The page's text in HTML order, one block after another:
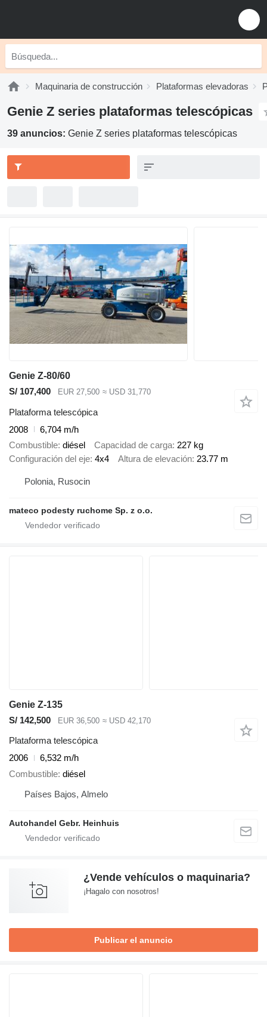
Maquinaria de construcción Plataformas elevadoras
Genie Z series plataformas telescópicas
39 anuncios: Genie Z series plataformas telescópicas
Genie Z-80/60
S/ 107,400
EUR 27,500 ≈ USD 31,770
Plataforma telescópica
2008
6,704 m/h
Combustible diésel Capacidad de carga 227 kg
Configuración del eje 4x4 Altura de elevación 23.77 m
Polonia, Rusocin
mateco podesty ruchome Sp. z o.o.
Genie Z-135
S/ 142,500
EUR 36,500 ≈ USD 42,170
Plataforma telescópica
2006
6,532 m/h
Combustible diésel
Países Bajos, Almelo
Autohandel Gebr. Heinhuis
¿Vende vehículos o maquinaria?
¡Hagalo con nosotros!
Publicar el anuncio